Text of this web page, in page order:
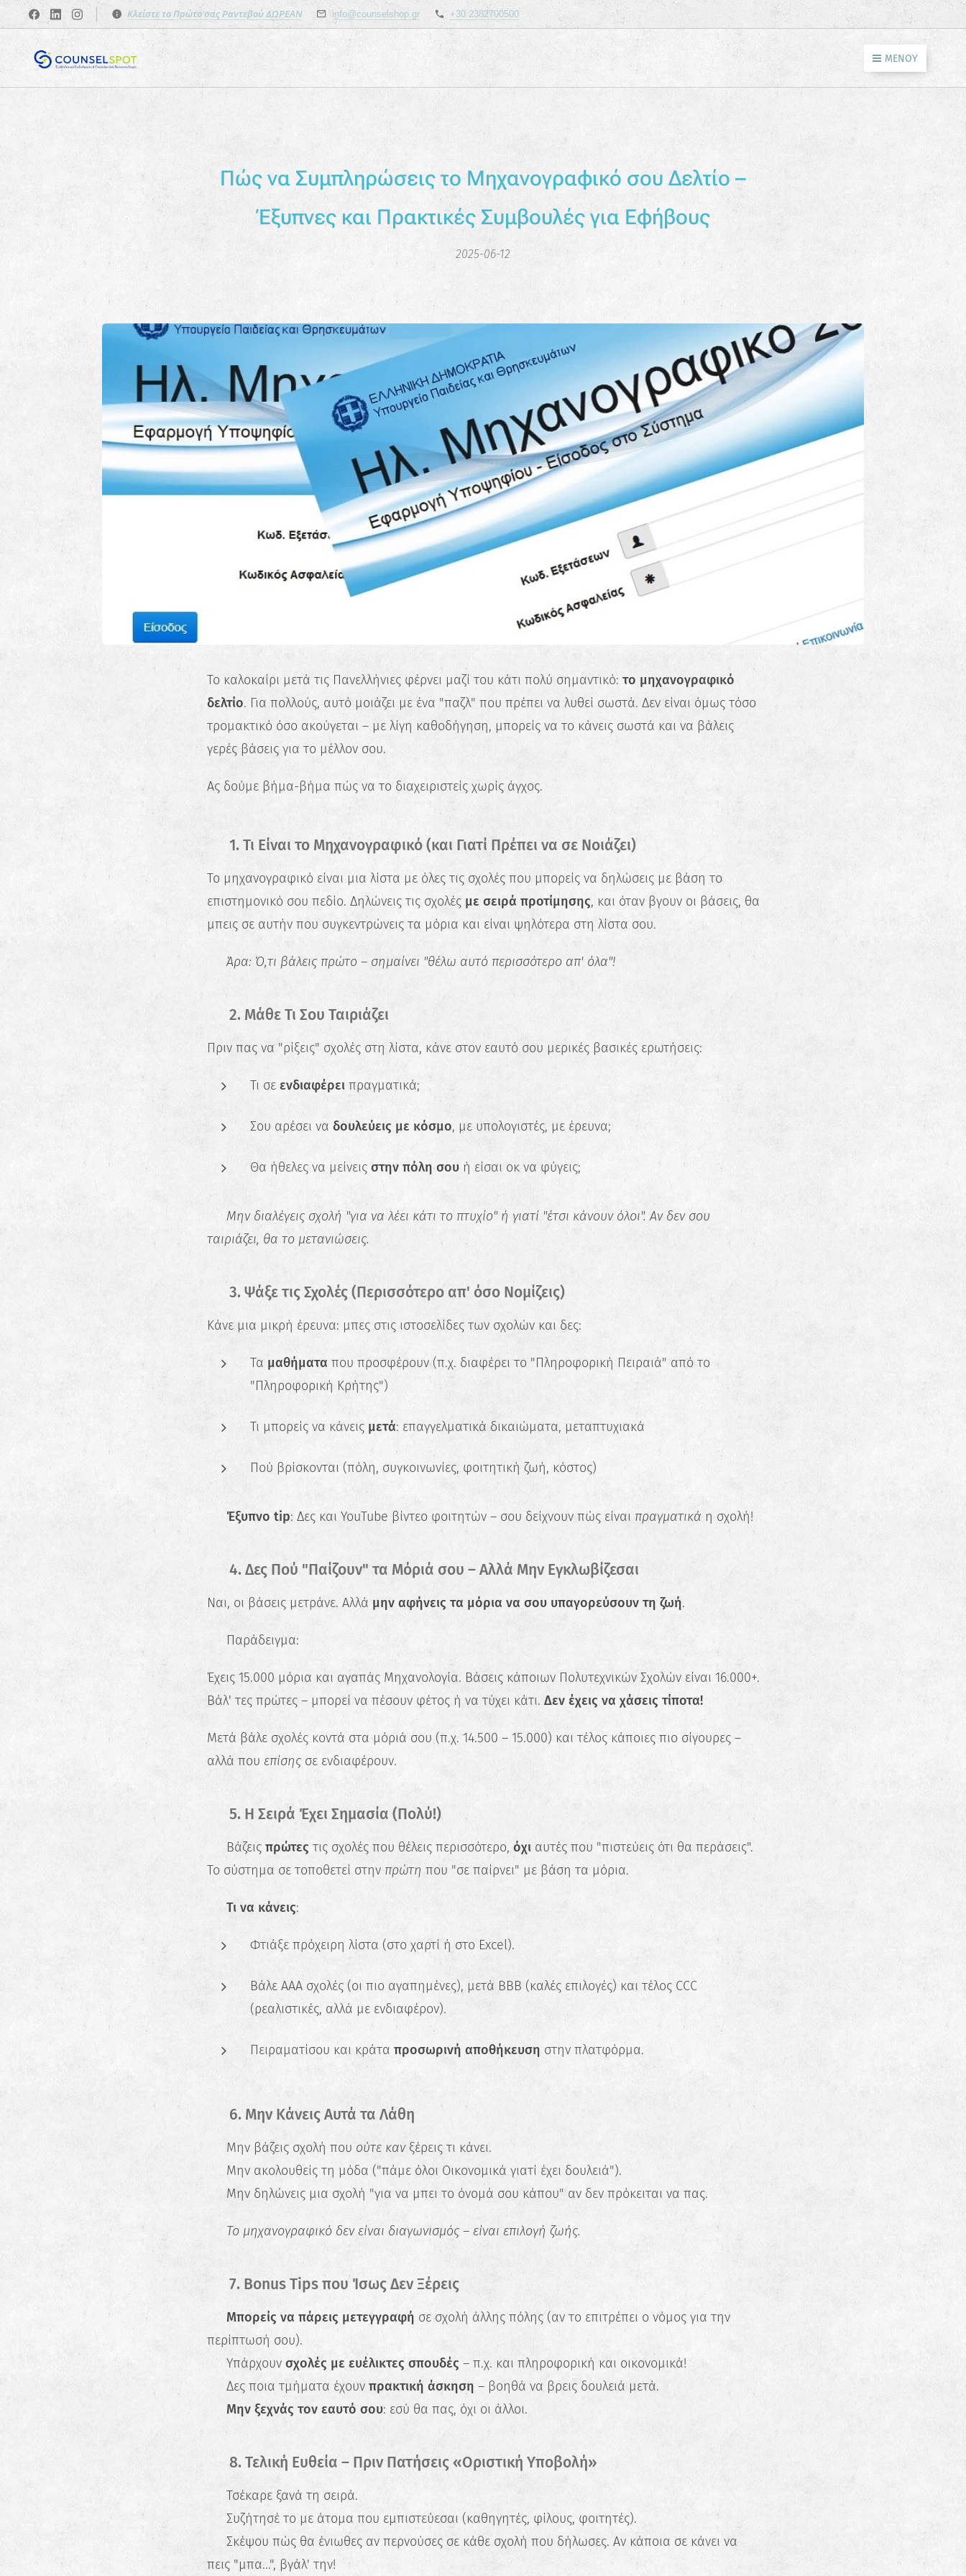
✖
Επαγγελματικού
Ανακάλυψε τις πραγματικές σου
καριέρα.
Ξεκίνα τώρα
Κλείστε το Πρώτο σας Ραντεβού ΔΩΡΕΑΝ info@counselshop.gr +30 2382700500
ΜΕΝΟΎ
Πώς να Συμπληρώσεις το Μηχανογραφικό σου Δελτίο –
Έξυπνες και Πρακτικές Συμβουλές για Εφήβους
2025-06-12
Το καλοκαίρι μετά τις Πανελλήνιες φέρνει μαζί του κάτι πολύ σημαντικό: το μηχανογραφικό
δελτίο. Για πολλούς, αυτό μοιάζει με ένα "παζλ" που πρέπει να λυθεί σωστά. Δεν είναι όμως τόσο
τρομακτικό όσο ακούγεται – με λίγη καθοδήγηση, μπορείς να το κάνεις σωστά και να βάλεις
γερές βάσεις για το μέλλον σου.
Ας δούμε βήμα-βήμα πώς να το διαχειριστείς χωρίς άγχος.
🧭 1. Τι Είναι το Μηχανογραφικό (και Γιατί Πρέπει να σε Νοιάζει)
Το μηχανογραφικό είναι μια λίστα με όλες τις σχολές που μπορείς να δηλώσεις με βάση το
επιστημονικό σου πεδίο. Δηλώνεις τις σχολές με σειρά προτίμησης, και όταν βγουν οι βάσεις, θα
μπεις σε αυτήν που συγκεντρώνεις τα μόρια και είναι ψηλότερα στη λίστα σου.
📌Άρα: Ό,τι βάλεις πρώτο – σημαίνει "θέλω αυτό περισσότερο απ' όλα"!
🔍 2. Μάθε Τι Σου Ταιριάζει
Πριν πας να "ρίξεις" σχολές στη λίστα, κάνε στον εαυτό σου μερικές βασικές ερωτήσεις:
Τι σε ενδιαφέρειπραγματικά;
Σου αρέσει να δουλεύεις με κόσμο, με υπολογιστές, με έρευνα;
Θα ήθελες να μείνεις στην πόλη σουή είσαι οκ να φύγεις;
Μην διαλέγεις σχολή "για να λέει κάτι το πτυχίο" ή γιατί "έτσι κάνουν όλοι". Αν δεν σου
ταιριάζει, θα το μετανιώσεις.
🧠 3. Ψάξε τις Σχολές (Περισσότερο απ' όσο Νομίζεις)
Κάνε μια μικρή έρευνα: μπες στις ιστοσελίδες των σχολών και δες:
Τα μαθήματα που προσφέρουν (π.χ. διαφέρει το "Πληροφορική Πειραιά" από το
"Πληροφορική Κρήτης")
Τι μπορείς να κάνεις μετά: επαγγελματικά δικαιώματα, μεταπτυχιακά
Πού βρίσκονται (πόλη, συγκοινωνίες, φοιτητική ζωή, κόστος)
Έξυπνο tip: Δες και YouTube βίντεο φοιτητών – σου δείχνουν πώς είναι πραγματικά η σχολή!
🎯 4. Δες Πού "Παίζουν" τα Μόριά σου – Αλλά Μην Εγκλωβίζεσαι
Ναι, οι βάσεις μετράνε. Αλλά μην αφήνεις τα μόρια να σου υπαγορεύσουν τη ζωή.
📝 Παράδειγμα:
Έχεις 15.000 μόρια και αγαπάς Μηχανολογία. Βάσεις κάποιων Πολυτεχνικών Σχολών είναι 16.000+.
Βάλ' τες πρώτες – μπορεί να πέσουν φέτος ή να τύχει κάτι. Δεν έχεις να χάσεις τίποτα!
Μετά βάλε σχολές κοντά στα μόριά σου (π.χ. 14.500 – 15.000) και τέλος κάποιες πιο σίγουρες –
αλλά που επίσηςσε ενδιαφέρουν.
🔢 5. Η Σειρά Έχει Σημασία (Πολύ!)
📌 Βάζεις πρώτες τις σχολές που θέλεις περισσότερο, όχιαυτές που "πιστεύεις ότι θα περάσεις".
Το σύστημα σε τοποθετεί στην πρώτη που "σε παίρνει" με βάση τα μόρια.
Τι να κάνεις:
Φτιάξε πρόχειρη λίστα (στο χαρτί ή στο Excel).
Βάλε ΑΑΑ σχολές (οι πιο αγαπημένες), μετά ΒΒΒ (καλές επιλογές) και τέλος CCC
(ρεαλιστικές, αλλά με ενδιαφέρον).
Πειραματίσου και κράτα προσωρινή αποθήκευση στην πλατφόρμα.
⚠️ 6. Μην Κάνεις Αυτά τα Λάθη
🚫 Μην βάζεις σχολή που ούτε κανξέρεις τι κάνει.
🚫 Μην ακολουθείς τη μόδα ("πάμε όλοι Οικονομικά γιατί έχει δουλειά").
🚫 Μην δηλώνεις μια σχολή "για να μπει το όνομά σου κάπου" αν δεν πρόκειται να πας.
Το μηχανογραφικό δεν είναι διαγωνισμός – είναι επιλογή ζωής.
💡 7. Bonus Tips που Ίσως Δεν Ξέρεις
Μπορείς να πάρεις μετεγγραφή σε σχολή άλλης πόλης (αν το επιτρέπει ο νόμος για την
περίπτωσή σου).
✔️ Υπάρχουν σχολές με ευέλικτες σπουδές – π.χ. και πληροφορική και οικονομικά!
✔️ Δες ποια τμήματα έχουν πρακτική άσκηση – βοηθά να βρεις δουλειά μετά.
Μην ξεχνάς τον εαυτό σου: εσύ θα πας, όχι οι άλλοι.
✅ 8. Τελική Ευθεία – Πριν Πατήσεις «Οριστική Υποβολή»
🔹 Τσέκαρε ξανά τη σειρά.
🔹 Συζήτησέ το με άτομα που εμπιστεύεσαι (καθηγητές, φίλους, φοιτητές).
🔹 Σκέψου πώς θα ένιωθες αν περνούσες σε κάθε σχολή που δήλωσες. Αν κάποια σε κάνει να
πεις "μπα...", βγάλ' την!